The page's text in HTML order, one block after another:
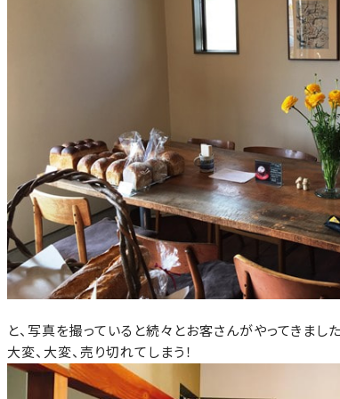
と、写真を撮っていると続々とお客さんがやってきました
大変、大変、売り切れてしまう！